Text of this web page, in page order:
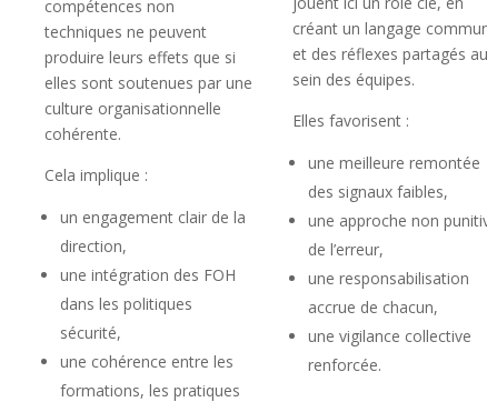
compétences non
techniques ne peuvent
produire leurs effets que si
elles sont soutenues par une
culture organisationnelle
cohérente.
Cela implique :
un engagement clair de la
direction,
une intégration des FOH
dans les politiques
sécurité,
une cohérence entre les
formations, les pratiques
créant un langage
et des réflexes partagés au
sein des équipes.
Elles favorisent :
une meilleure remontée
des signaux faibles,
une approche non
de l’erreur,
une responsabilisation
accrue de chacun,
une vigilance collective
renforcée.